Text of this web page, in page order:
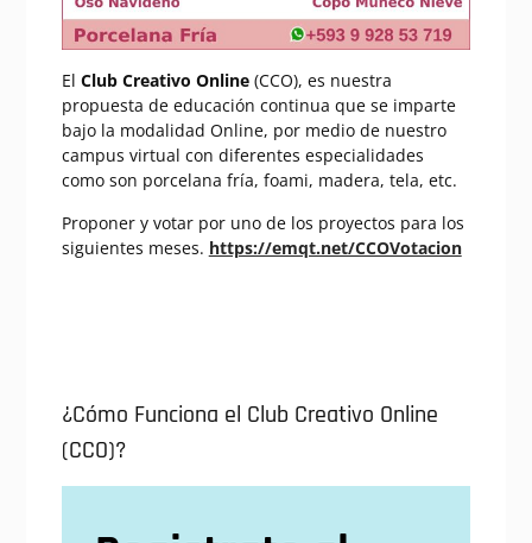
El Club Creativo Online(CCO), es nuestra
propuesta de educación continua que se imparte
bajo la modalidad Online, por medio de nuestro
campus virtual con diferentes especialidades
como son porcelana fría, foami, madera, tela, etc.
Proponer y votar por uno de los proyectos para los
siguientes meses. https://emqt.net/CCOVotacion
¿Cómo Funciona el Club Creativo Online
(CCO)?